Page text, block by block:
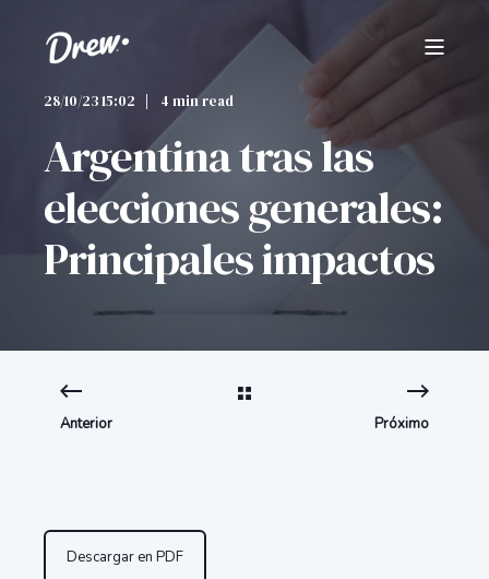
28/10/23 15:02 4 min read
Argentina tras las
elecciones generales:
Principales impactos
Anterior Próximo
Descargar en PDF